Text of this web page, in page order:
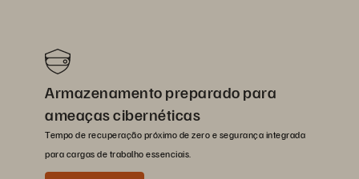
Armazenamento preparado para
ameaças cibernéticas
Tempo de recuperação próximo de zero e segurança integrada
para cargas de trabalho essenciais.